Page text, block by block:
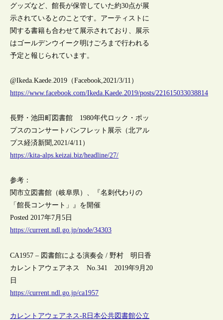
グッズなど、館長が保管していた約30点が展
示されているとのことです。アーティストに
関する書籍も合わせて展示されており、展示
はゴールデンウイーク明けごろまで行われる
予定と報じられています。
@Ikeda.Kaede.2019（Facebook,2021/3/11）
https://www.facebook.com/Ikeda.Kaede.2019/posts/221615033038814
長野・池田町図書館 1980年代ロック・ポッ
プスのコンサートパンフレット展示（北アル
プス経済新聞,2021/4/11）
https://kita-alps.keizai.biz/headline/27/
参考：
関市立図書館（岐阜県）、『名刺代わりの
「館長コンサート」』を開催
Posted 2017年7月5日
https://current.ndl.go.jp/node/34303
CA1957 – 図書館による演奏会 / 野村 明日香
カレントアウェアネス No.341 2019年9月20
日
https://current.ndl.go.jp/ca1957
カレントアウェアネス-R 日本公共図書館公立